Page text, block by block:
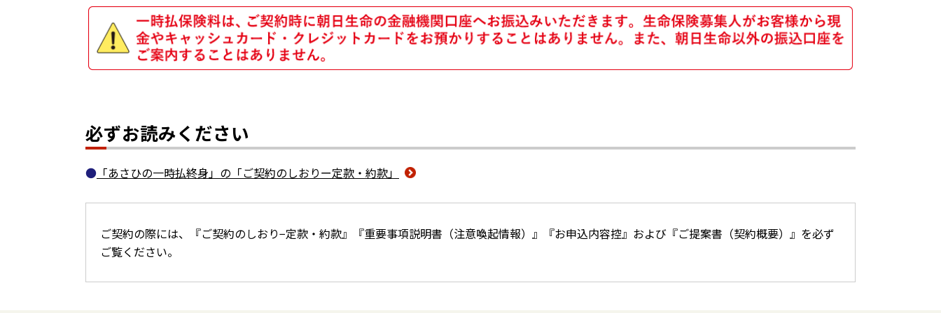
必ずお読みください
「あさひの一時払終身」の「ご契約のしおりー定款・約款」
ご契約の際には、『ご契約のしおり−定款・約款』『重要事項説明書（注意喚起情報）』『お申込内容控』および『ご提案書（契約概要）』を必ず
ご覧ください。